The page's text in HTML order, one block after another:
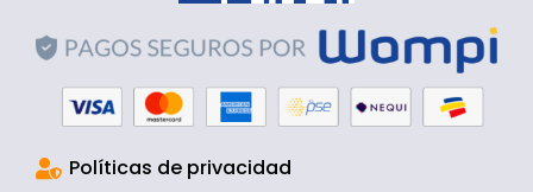
Políticas de privacidad